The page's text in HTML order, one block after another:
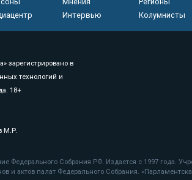
Интервью Колумнисты
зарегистрировано в
технологий и
18+
М.Р.
Федерального Собрания РФ. Издается с 1997 года.
и актов палат Федерального Собрания.